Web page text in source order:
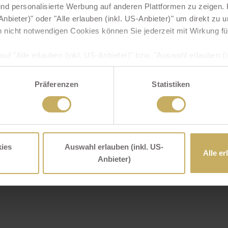
personalisierte Werbung auf anderen Plattformen zu zeigen.
oder "Alle erlauben (inkl. US-Anbieter)" um direkt zu
nicht notwendigen Cookies können Sie jederzeit mit Wirkung
zugleich ausdrücklich ein, dass auch Anbieter in den USA
die übermittelten Daten durch US-Behörden zu Kontroll- und
(US)-Diensten finden Sie in unserer
Präferenzen Statistiken
Auswahl erlauben (inkl. US-
Anbieter)
Alle
Kontakt Newsletter
Jobs - Arbeiten im Sulzberger Hof